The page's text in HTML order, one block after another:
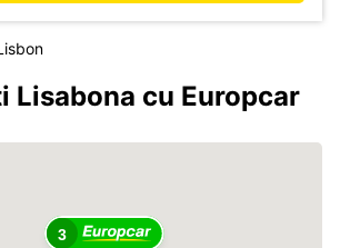
Lisabona cu Europcar
3